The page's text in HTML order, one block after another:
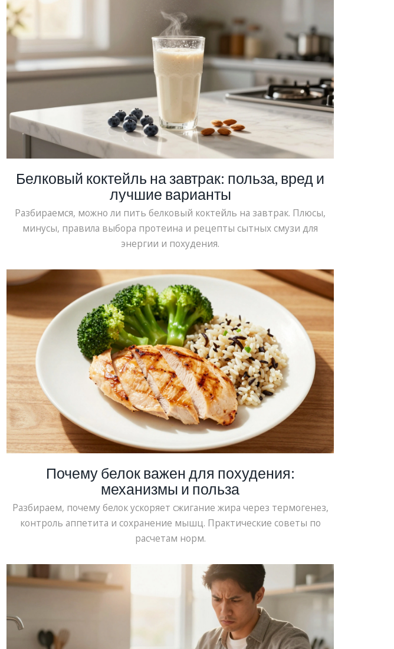
Белковый коктейль на завтрак: польза, вред и
лучшие варианты
Разбираемся, можно ли пить белковый коктейль на завтрак. Плюсы,
минусы, правила выбора протеина и рецепты сытных смузи для
энергии и похудения.
Почему белок важен для похудения:
механизмы и польза
Разбираем, почему белок ускоряет сжигание жира через термогенез,
контроль аппетита и сохранение мышц. Практические советы по
расчетам норм.